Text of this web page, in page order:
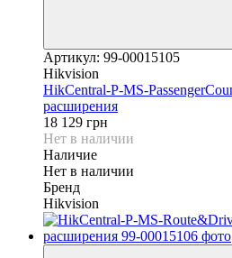
Артикул: 99-00015105
Hikvision
HikCentral-P-MS-
расширения
18 129 грн
Нет в наличии
Наличие
Нет в наличии
Бренд
Hikvision